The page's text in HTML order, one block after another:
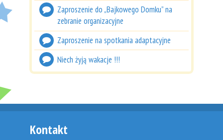
Zaproszenie do „Bajkowego Domku” na
zebranie organizacyjne
Zaproszenie na spotkania adaptacyjne
Niech żyją wakacje !!!
Kontakt